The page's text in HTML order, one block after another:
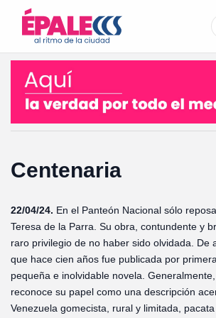
Centenaria
22/04/24. En el Panteón Nacional sólo
Teresa de la Parra. Su obra, contundente y
raro privilegio de no haber sido olvidada. De
que hace cien años fue publicada por
pequeña e inolvidable novela.
reconoce su papel como una descripción
Venezuela gomecista, rural y limitada,